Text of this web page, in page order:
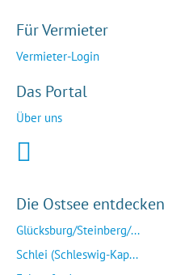
Für Vermieter
Vermieter-Login
Das Portal
Über uns
Die Ostsee entdecken
Glücksburg/Steinberg/...
Schlei (Schleswig-Kap...